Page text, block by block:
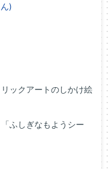
)
ックアートのしかけ絵
ふしぎなもようシー